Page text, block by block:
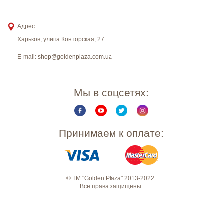
Адрес:
Харьков, улица Конторская, 27
E-mail: shop@goldenplaza.com.ua
Мы в соцсетях:
Принимаем к оплате:
© ТМ "Golden Plaza" 2013-2022.
Все права защищены.